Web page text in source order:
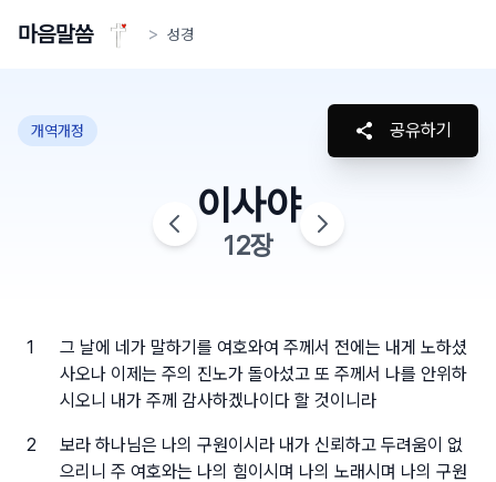
마음말씀 > 성경
개역개정 공유하기
이사야
12장
1
그 날에 네가 말하기를 여호와여 주께서 전에는 내게 노하셨
사오나 이제는 주의 진노가 돌아섰고 또 주께서 나를 안위하
시오니 내가 주께 감사하겠나이다 할 것이니라
2
보라 하나님은 나의 구원이시라 내가 신뢰하고 두려움이 없
으리니 주 여호와는 나의 힘이시며 나의 노래시며 나의 구원